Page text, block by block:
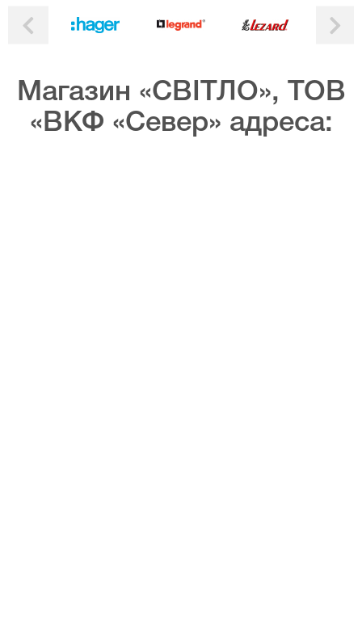
Магазин «СВІТЛО», ТОВ
«ВКФ «Север» адреса: